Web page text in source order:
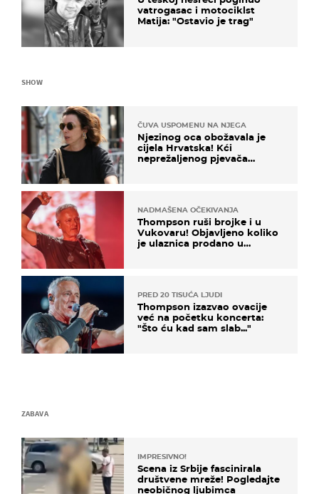
vatrogasac i motociklst
Matija: "Ostavio je trag"
SHOW
ČUVA USPOMENU NA NJEGA
Njezinog oca obožavala je
cijela Hrvatska! Kći
neprežaljenog pjevača
NADMAŠENA OČEKIVANJA
Thompson ruši brojke i u
Vukovaru! Objavljeno koliko
je ulaznica prodano u
PRED 20 TISUĆA LJUDI
Thompson izazvao ovacije
već na početku koncerta:
"Što ću kad sam slab..."
ZABAVA
IMPRESIVNO!
Scena iz Srbije fascinirala
društvene mreže! Pogledajte
neobičnog ljubimca